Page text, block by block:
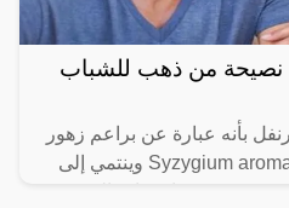
نصيحة من ذهب للشباب
بأنه عبارة عن براعم زهور
مجففة من شجرة “Syzygium aromaticum وينتمي إلى